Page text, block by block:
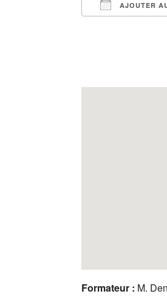
AJOUTER
Formateur : M.